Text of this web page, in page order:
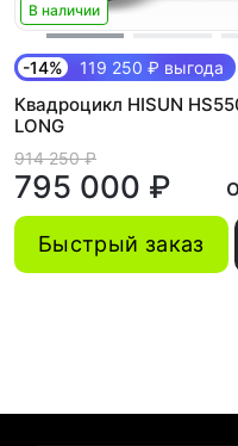
В наличии
-14% 119 250 ₽ выгода
Квадроцикл HISUN
LONG
914 250 ₽
795 000 ₽
Быстрый заказ